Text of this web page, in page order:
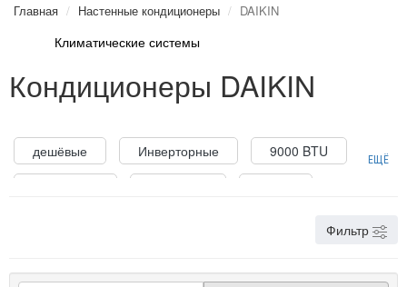
Главная Настенные кондиционеры DAIKIN
Климатические системы
Кондиционеры DAIKIN
дешёвые Инверторные
9000 BTU
ЕЩЁ
Фильтр